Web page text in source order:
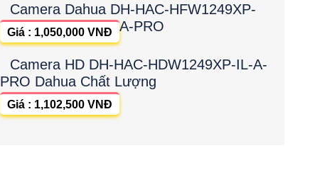
Camera Dahua DH-HAC-HFW1249XP-
A-PRO
Giá : 1,050,000 VNĐ
Camera HD DH-HAC-HDW1249XP-IL-A-
PRO Dahua Chất Lượng
Giá : 1,102,500 VNĐ